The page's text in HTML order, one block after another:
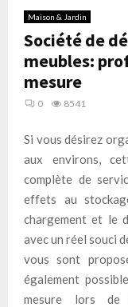
Maison & Jardin
Société de
meubles:
mesure
0 8541
Si vous désirez
aux environs,
complète de
effets au
chargement et le
avec un réel souci
vous sont
également
mesure lors de